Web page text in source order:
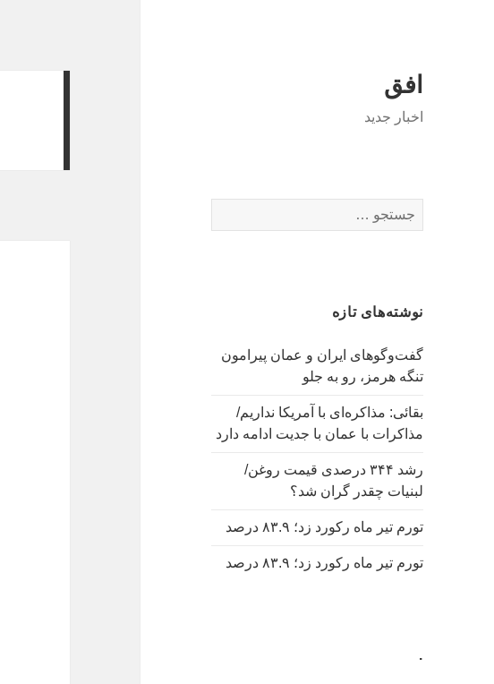
افق
اخبار جدید
برای:
نوشته‌های تازه
گفت‌وگوهای ایران و عمان پیرامون
تنگه هرمز، رو به جلو
بقائی: مذاکره‌ای با آمریکا نداریم/
مذاکرات با عمان با جدیت ادامه دارد
رشد ۳۴۴ درصدی قیمت روغن/
لبنیات چقدر گران شد؟
تورم تیر ماه رکورد زد؛ ۸۳.۹ درصد
تورم تیر ماه رکورد زد؛ ۸۳.۹ درصد
.